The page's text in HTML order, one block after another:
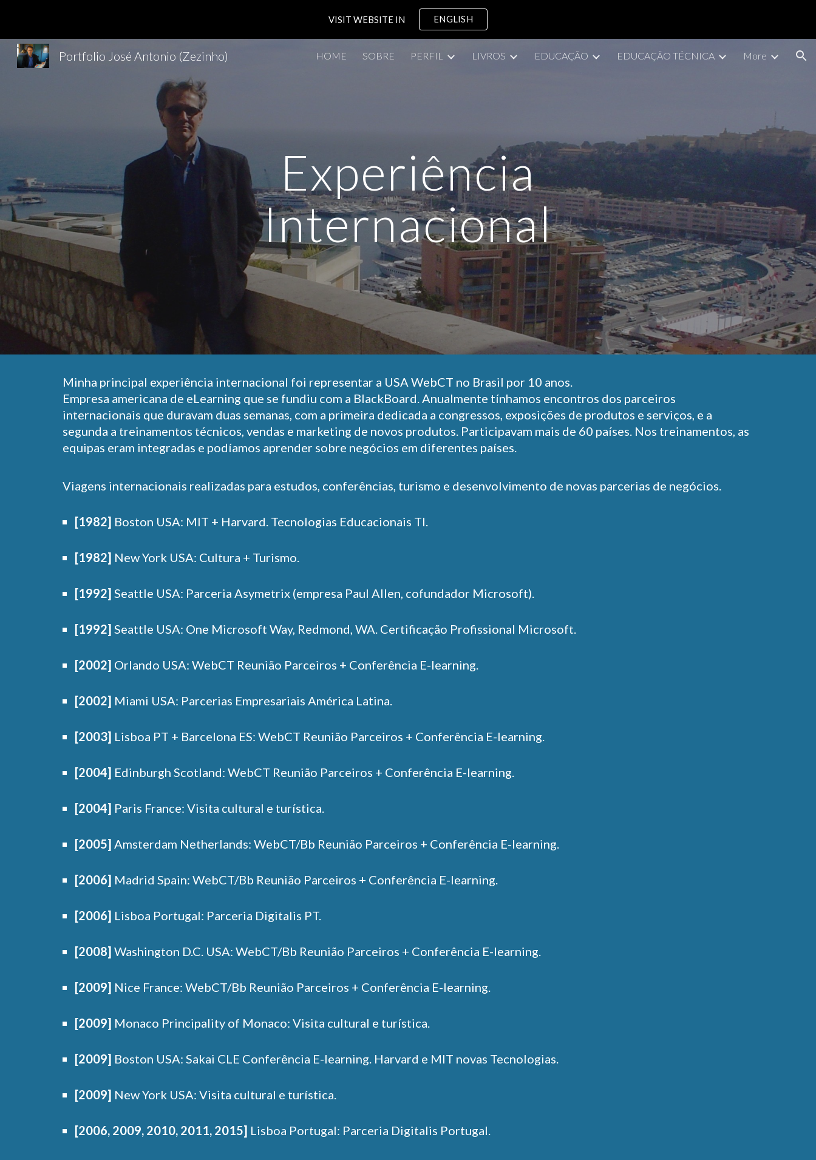
Skip to main contentVISIT WEBSITE IN ENGLISH
Portfolio José Antonio (Zezinho) HOME SOBRE PERFIL LIVROS EDUCAÇÃO EDUCAÇÃO TÉCNICA More
Experiência
Internacional
Minha principal experiência internacional foi representar a USA WebCT no Brasil por 10 anos.
Empresa americana de eLearning que se fundiu com a BlackBoard. Anualmente tínhamos encontros dos parceiros
internacionais que duravam duas semanas, com a primeira dedicada a congressos, exposições de produtos e serviços, e a
segunda a treinamentos técnicos, vendas e marketing de novos produtos. Participavam mais de 60 países. Nos treinamentos, as
equipas eram integradas e podíamos aprender sobre negócios em diferentes países.
Viagens internacionais realizadas para estudos, conferências, turismo e desenvolvimento de novas parcerias de negócios.
[1982] Boston USA: MIT + Harvard. Tecnologias Educacionais TI.
[1982] New York USA: Cultura + Turismo.
[1992] Seattle USA: Parceria Asymetrix (empresa Paul Allen, cofundador Microsoft).
[1992] Seattle USA: One Microsoft Way, Redmond, WA. Certificação Profissional Microsoft.
[2002] Orlando USA: WebCT Reunião Parceiros + Conferência E-learning.
[2002] Miami USA: Parcerias Empresariais América Latina.
[2003] Lisboa PT + Barcelona ES: WebCT Reunião Parceiros + Conferência E-learning.
[2004] Edinburgh Scotland: WebCT Reunião Parceiros + Conferência E-learning.
[2004] Paris France: Visita cultural e turística.
[2005] Amsterdam Netherlands: WebCT/Bb Reunião Parceiros + Conferência E-learning.
[2006] Madrid Spain: WebCT/Bb Reunião Parceiros + Conferência E-learning.
[2006] Lisboa Portugal: Parceria Digitalis PT.
[2008] Washington D.C. USA: WebCT/Bb Reunião Parceiros + Conferência E-learning.
[2009] Nice France: WebCT/Bb Reunião Parceiros + Conferência E-learning.
[2009] Monaco Principality of Monaco: Visita cultural e turística.
[2009] Boston USA: Sakai CLE Conferência E-learning. Harvard e MIT novas Tecnologias.
[2009] New York USA: Visita cultural e turística.
[2006, 2009, 2010, 2011, 2015] Lisboa Portugal: Parceria Digitalis Portugal.